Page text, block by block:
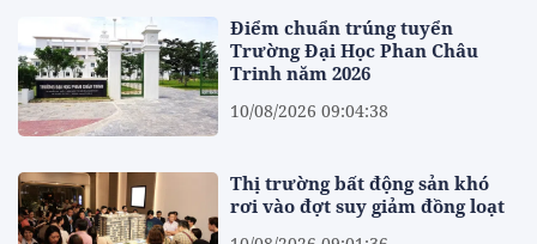
Điểm chuẩn trúng tuyển
Trường Đại Học Phan Châu
Trinh năm 2026
10/08/2026 09:04:38
Thị trường bất động sản khó
rơi vào đợt suy giảm đồng loạt